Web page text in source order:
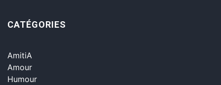
CATÉGORIES
AmitiA
Amour
Humour